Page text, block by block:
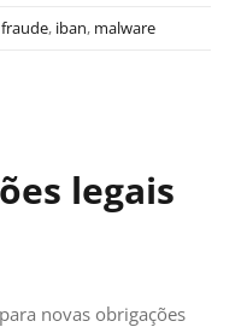
fraude, iban, malware
legais
novas obrigações